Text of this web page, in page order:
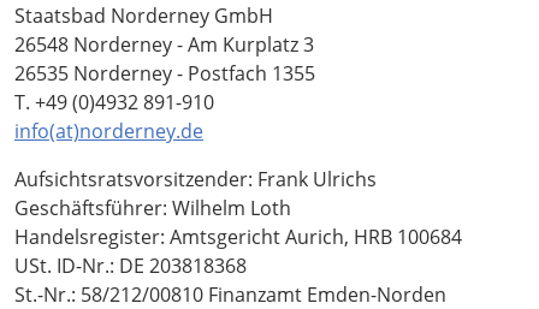
Staatsbad Norderney GmbH
26548 Norderney - Am Kurplatz 3
26535 Norderney - Postfach 1355
T. +49 (0)4932 891-910
info(at)norderney.de
Aufsichtsratsvorsitzender: Frank Ulrichs
Geschäftsführer: Wilhelm Loth
Handelsregister: Amtsgericht Aurich, HRB 100684
USt. ID-Nr.: DE 203818368
St.-Nr.: 58/212/00810 Finanzamt Emden-Norden